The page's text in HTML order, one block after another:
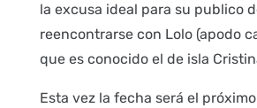
la excusa ideal para su publico
reencontrarse con Lolo (apodo
que es conocido el de isla
Esta vez la fecha será el